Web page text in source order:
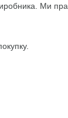
виробника. Ми